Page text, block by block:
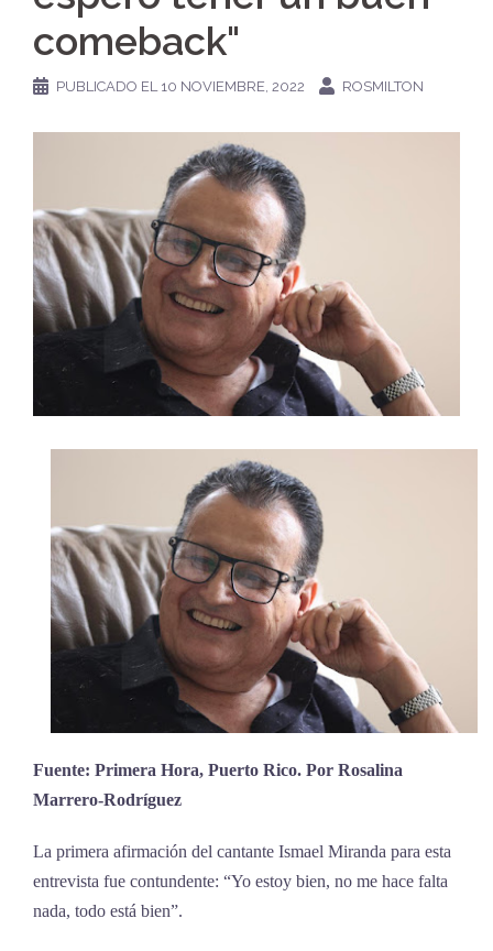
comeback"
PUBLICADO EL 10 NOVIEMBRE, 2022 ROSMILTON
Fuente: Primera Hora, Puerto Rico. Por Rosalina
Marrero-Rodríguez
La primera afirmación del cantante Ismael Miranda para esta
entrevista fue contundente: “Yo estoy bien, no me hace falta
nada, todo está bien”.